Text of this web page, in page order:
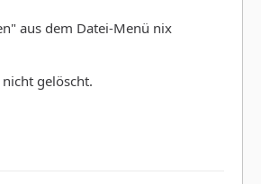
aus dem Datei-Menü nix
gelöscht.